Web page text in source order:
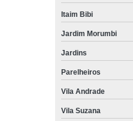
Itaim Bibi
Jardim Morumbi
Jardins
Parelheiros
Vila Andrade
Vila Suzana